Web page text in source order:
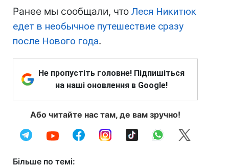
Ранее мы сообщали, что Леся Никитюк
едет в необычное путешествие сразу
после Нового года.
Не пропустіть головне! Підпишіться
на наші оновлення в Google!
Або читайте нас там, де вам зручно!
Більше по темі: